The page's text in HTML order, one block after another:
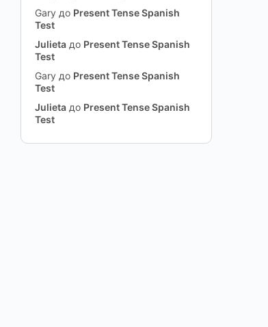
Gary до Present Tense Spanish
Test
Julieta до Present Tense Spanish
Test
Gary до Present Tense Spanish
Test
Julieta до Present Tense Spanish
Test